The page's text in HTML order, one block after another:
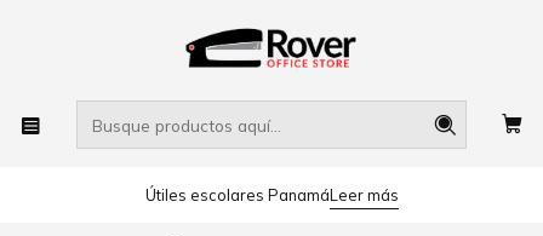
Útiles escolares PanamáLeer más